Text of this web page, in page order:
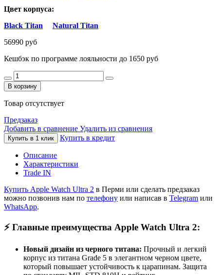
Цвет корпуса:
Black Titan
Natural Titan
56990 руб
Кешбэк по программе лояльности до 1650 руб
В корзину
Товар отсутствует
Предзаказ
Добавить в сравнение Удалить из сравнения
Купить в 1 клик Купить в кредит
Описание
Характеристики
Trade IN
Купить Apple Watch Ultra 2 в Перми или сделать предзаказ
можно позвонив нам по телефону или написав в Telegram или
WhatsApp.
⚡️ Главные преимущества Apple Watch Ultra 2:
Новый дизайн из черного титана: Прочный и легкий
корпус из титана Grade 5 в элегантном черном цвете,
который повышает устойчивость к царапинам. Защита